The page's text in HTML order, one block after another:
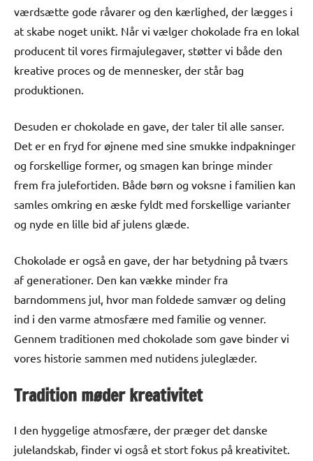
værdsætte gode råvarer og den kærlighed, der lægges i
at skabe noget unikt. Når vi vælger chokolade fra en lokal
producent til vores firmajulegaver, støtter vi både den
kreative proces og de mennesker, der står bag
produktionen.
Desuden er chokolade en gave, der taler til alle sanser.
Det er en fryd for øjnene med sine smukke indpakninger
og forskellige former, og smagen kan bringe minder
frem fra julefortiden. Både børn og voksne i familien kan
samles omkring en æske fyldt med forskellige varianter
og nyde en lille bid af julens glæde.
Chokolade er også en gave, der har betydning på tværs
af generationer. Den kan vække minder fra
barndommens jul, hvor man foldede samvær og deling
ind i den varme atmosfære med familie og venner.
Gennem traditionen med chokolade som gave binder vi
vores historie sammen med nutidens juleglæder.
Tradition møder kreativitet
I den hyggelige atmosfære, der præger det danske
julelandskab, finder vi også et stort fokus på kreativitet.